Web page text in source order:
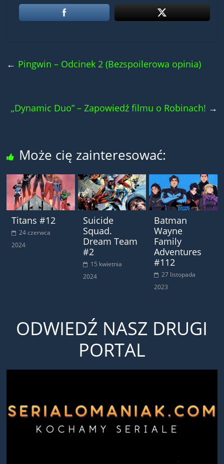
← Pingwin – Odcinek 2 (Bezspoilerowa opinia)
„Dynamic Duo” – Zapowiedź filmu o Robinach! →
Może cię zainteresować:
Titans #12
24 czerwca
2024
Suicide
Squad.
Dream Team
#2
15 kwietnia
2024
Batman
Wayne
Family
Adventures
#112
27 listopada
2023
ODWIEDŹ NASZ DRUGI
PORTAL